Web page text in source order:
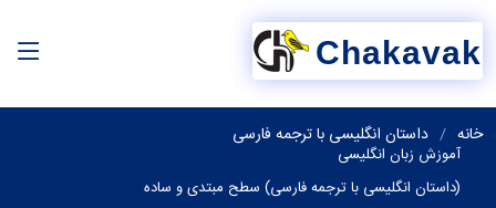
Chakavak
خانه داستان انگلیسی با ترجمه فارسی
آموزش زبان انگلیسی
(داستان انگلیسی با ترجمه فارسی) سطح مبتدی و ساده